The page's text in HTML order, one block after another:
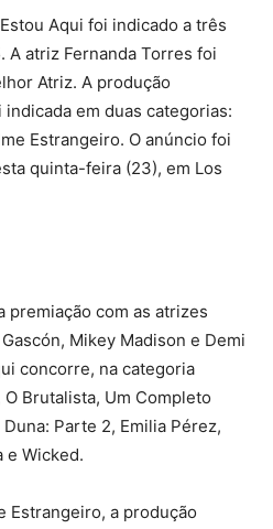
Aqui foi indicado a três
A atriz Fernanda Torres foi
Atriz. A produção
em duas categorias:
Estrangeiro. O anúncio foi
quinta-feira (23), em Los
premiação com as atrizes
Mikey Madison e Demi
concorre, na categoria
Brutalista, Um Completo
Parte 2, Emilia Pérez,
e Wicked.
Estrangeiro, a produção